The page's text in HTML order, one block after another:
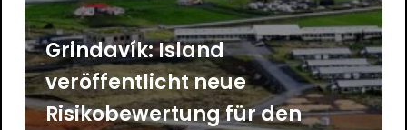
Grindavík: Island
veröffentlicht neue
Risikobewertung für den